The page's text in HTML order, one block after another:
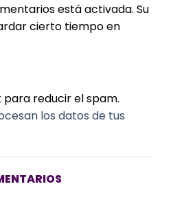
está activada. Su
cierto tiempo en
para reducir el spam.
los datos de tus